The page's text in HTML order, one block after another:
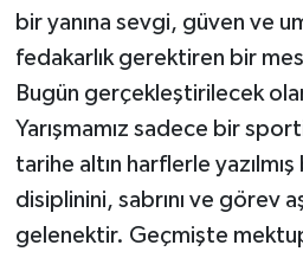
bir yanına sevgi, güven ve
fedakarlık gerektiren bir
Bugün gerçekleştirilecek
Yarışmamız sadece bir
tarihe altın harflerle
disiplinini, sabrını ve görev
gelenektir. Geçmişte